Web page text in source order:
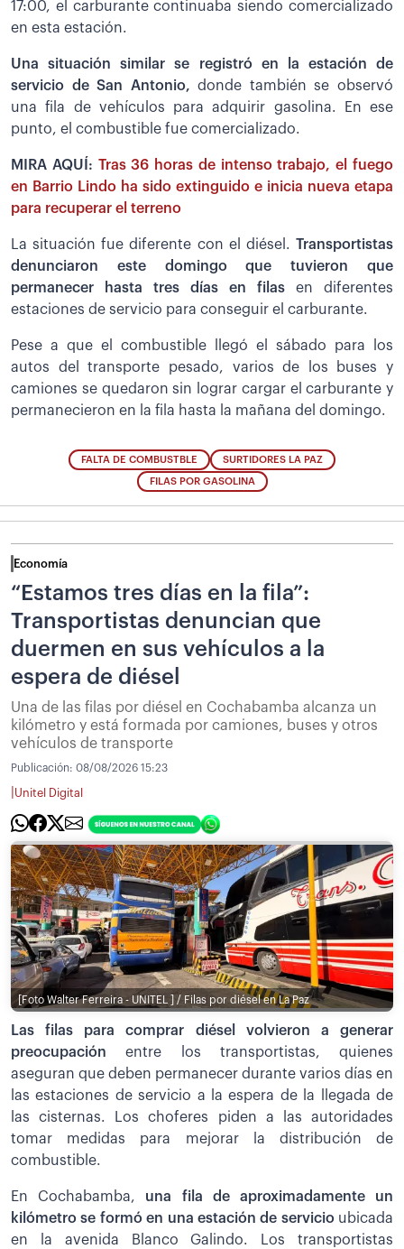
17:00, el carburante continuaba siendo comercializado
en esta estación.
Una situación similar se registró en la estación de
servicio de San Antonio, donde también se observó
una fila de vehículos para adquirir gasolina. En ese
punto, el combustible fue comercializado.
MIRA AQUÍ: Tras 36 horas de intenso trabajo, el fuego
en Barrio Lindo ha sido extinguido e inicia nueva etapa
para recuperar el terreno
La situación fue diferente con el diésel. Transportistas
denunciaron este domingo que tuvieron que
permanecer hasta tres días en filas en diferentes
estaciones de servicio para conseguir el carburante.
Pese a que el combustible llegó el sábado para los
autos del transporte pesado, varios de los buses y
camiones se quedaron sin lograr cargar el carburante y
permanecieron en la fila hasta la mañana del domingo.
FALTA DE COMBUSTBLE SURTIDORES LA PAZ
FILAS POR GASOLINA
Economía
“Estamos tres días en la fila”:
Transportistas denuncian que
duermen en sus vehículos a la
espera de diésel
Una de las filas por diésel en Cochabamba alcanza un
kilómetro y está formada por camiones, buses y otros
vehículos de transporte
Publicación: 08/08/2026 15:23
Unitel Digital
[Foto Walter Ferreira - UNITEL ] / Filas por diésel en La Paz
Las filas para comprar diésel volvieron a generar
preocupación entre los transportistas, quienes
aseguran que deben permanecer durante varios días en
las estaciones de servicio a la espera de la llegada de
las cisternas. Los choferes piden a las autoridades
tomar medidas para mejorar la distribución de
combustible.
En Cochabamba, una fila de aproximadamente un
kilómetro se formó en una estación de servicio ubicada
en la avenida Blanco Galindo. Los transportistas